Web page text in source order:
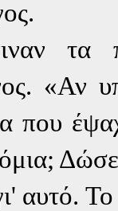
τα
«Αν
που
αυτό.